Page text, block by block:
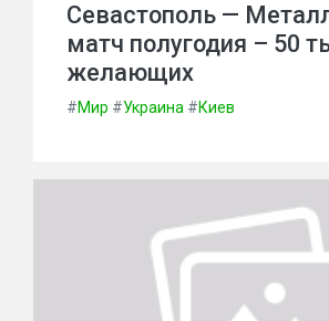
Севастополь —
матч полугодия – 50
желающих
#Мир #Украина #Киев